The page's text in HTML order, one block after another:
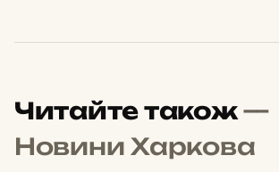
Читайте також—
Новини Харкова